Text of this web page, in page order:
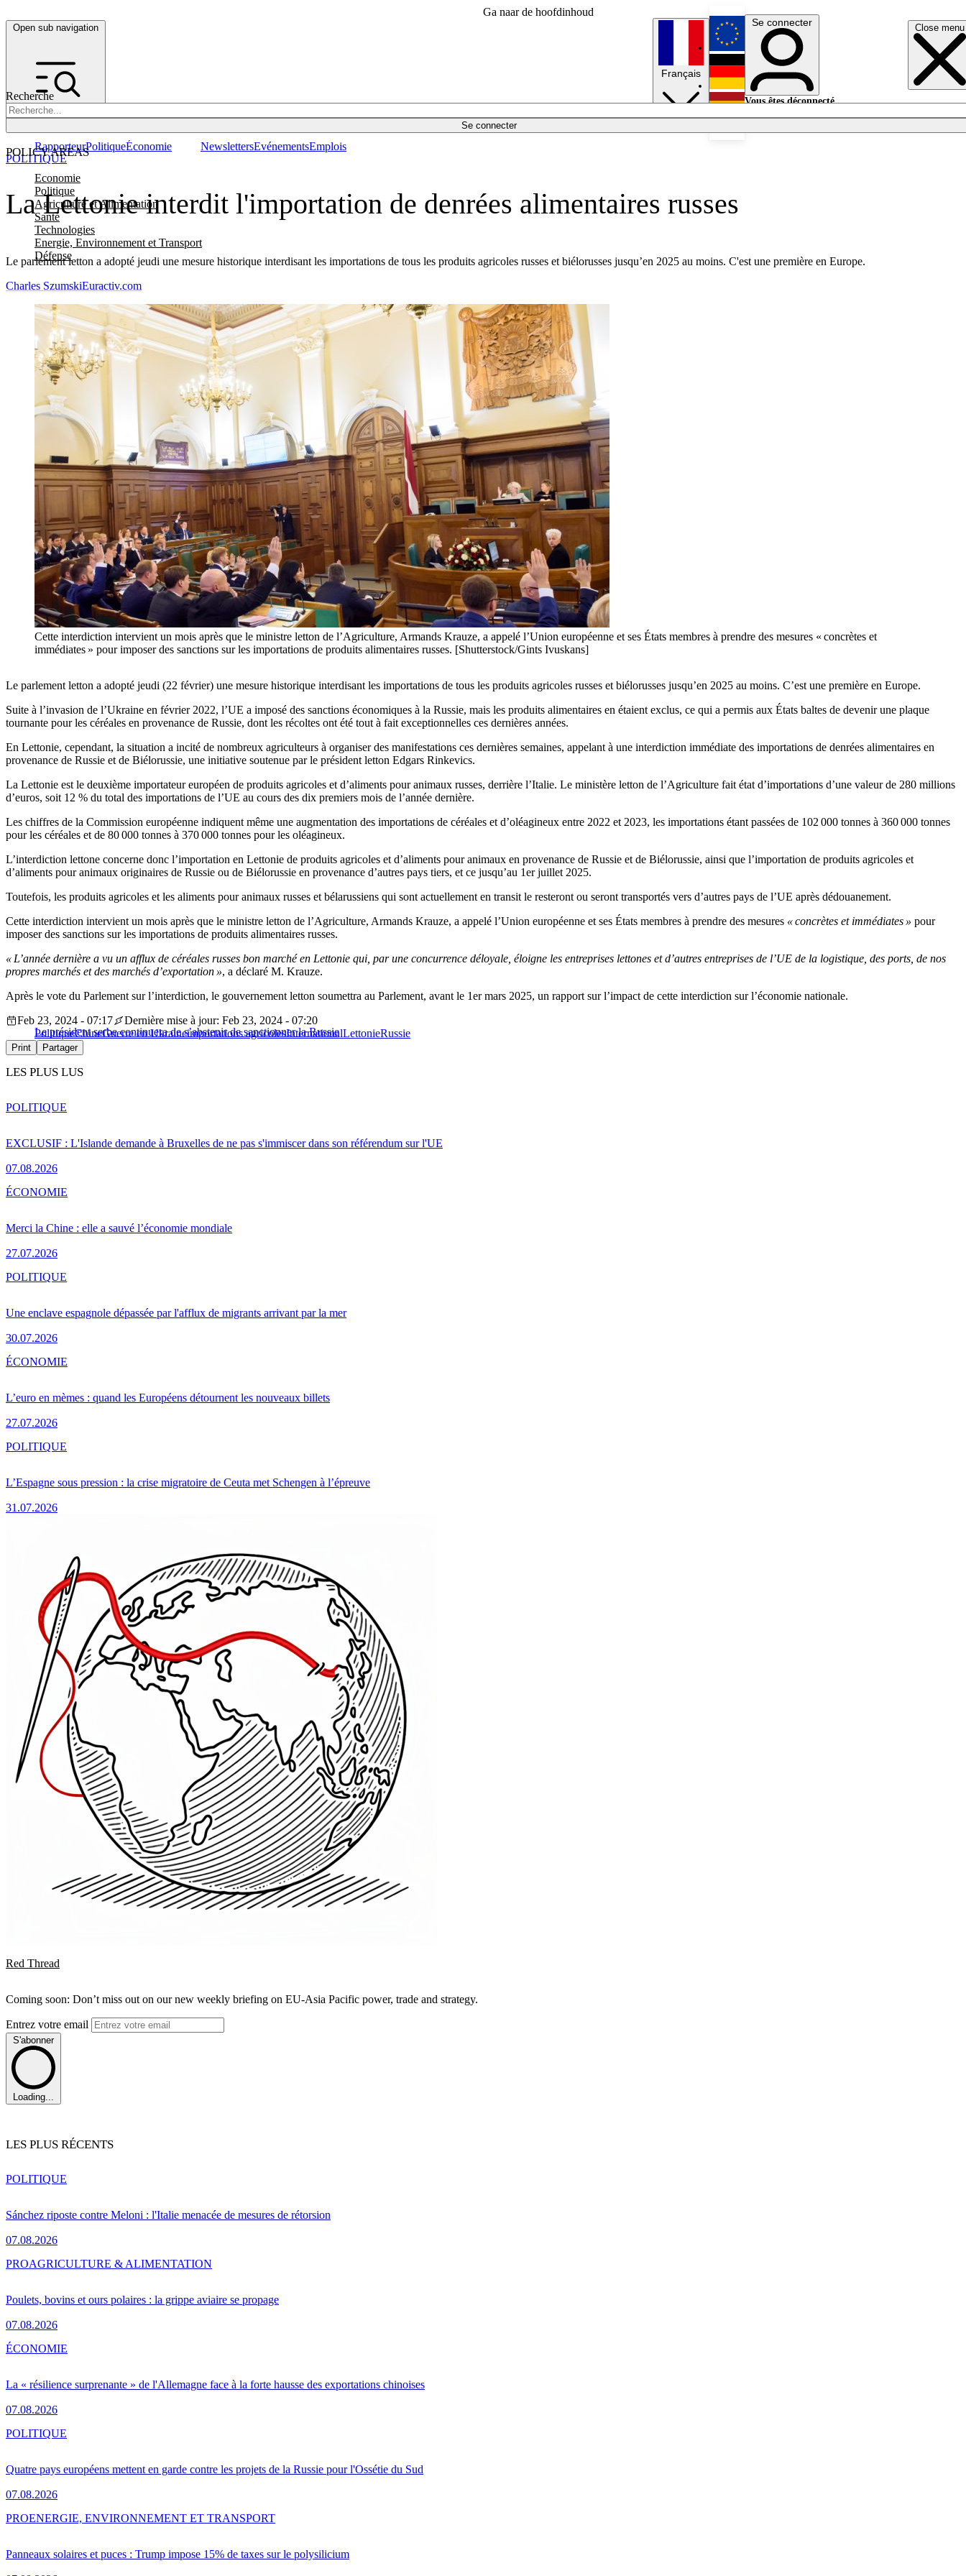
Ga naar de hoofdinhoud
Open sub navigation Close menu
Recherche
Se connecter
POLICY AREAS
Economie
Politique
Agriculture et Alimentation
Santé
Technologies
Energie, Environnement et Transport
Défense
RapporteurPolitiqueÉconomie NewslettersEvénementsEmplois
Français
English
Deutsch
Se connecter
Vous êtes déconnecté.
La Lettonie interdit l'importation de denrées alimentaires russes
Le parlement letton a adopté jeudi une mesure historique interdisant les importations de tous les produits agricoles russes et biélorusses jusqu’en 2025 au moins. C'est une première en Europe.
POLITIQUE
Charles SzumskiEuractiv.com
Cette interdiction intervient un mois après que le ministre letton de l’Agriculture, Armands Krauze, a appelé l’Union européenne et ses États membres à prendre des mesures « concrètes et
immédiates » pour imposer des sanctions sur les importations de produits alimentaires russes. [Shutterstock/Gints Ivuskans]
Le parlement letton a adopté jeudi (22 février) une mesure historique interdisant les importations de tous les produits agricoles russes et biélorusses jusqu’en 2025 au moins. C’est une première en Europe.
Suite à l’invasion de l’Ukraine en février 2022, l’UE a imposé des sanctions économiques à la Russie, mais les produits alimentaires en étaient exclus, ce qui a permis aux États baltes de devenir une plaque
tournante pour les céréales en provenance de Russie, dont les récoltes ont été tout à fait exceptionnelles ces dernières années.
En Lettonie, cependant, la situation a incité de nombreux agriculteurs à organiser des manifestations ces dernières semaines, appelant à une interdiction immédiate des importations de denrées alimentaires en
provenance de Russie et de Biélorussie, une initiative soutenue par le président letton Edgars Rinkevics.
La Lettonie est le deuxième importateur européen de produits agricoles et d’aliments pour animaux russes, derrière l’Italie. Le ministère letton de l’Agriculture fait état d’importations d’une valeur de 280 millions
d’euros, soit 12 % du total des importations de l’UE au cours des dix premiers mois de l’année dernière.
Les chiffres de la Commission européenne indiquent même une augmentation des importations de céréales et d’oléagineux entre 2022 et 2023, les importations étant passées de 102 000 tonnes à 360 000 tonnes
pour les céréales et de 80 000 tonnes à 370 000 tonnes pour les oléagineux.
L’interdiction lettone concerne donc l’importation en Lettonie de produits agricoles et d’aliments pour animaux en provenance de Russie et de Biélorussie, ainsi que l’importation de produits agricoles et
d’aliments pour animaux originaires de Russie ou de Biélorussie en provenance d’autres pays tiers, et ce jusqu’au 1er juillet 2025.
Toutefois, les produits agricoles et les aliments pour animaux russes et bélarussiens qui sont actuellement en transit le resteront ou seront transportés vers d’autres pays de l’UE après dédouanement.
Cette interdiction intervient un mois après que le ministre letton de l’Agriculture, Armands Krauze, a appelé l’Union européenne et ses États membres à prendre des mesures « concrètes et immédiates » pour
imposer des sanctions sur les importations de produits alimentaires russes.
« L’année dernière a vu un afflux de céréales russes bon marché en Lettonie qui, par une concurrence déloyale, éloigne les entreprises lettones et d’autres entreprises de l’UE de la logistique, des ports, de nos
propres marchés et des marchés d’exportation », a déclaré M. Krauze.
Après le vote du Parlement sur l’interdiction, le gouvernement letton soumettra au Parlement, avant le 1er mars 2025, un rapport sur l’impact de cette interdiction sur l’économie nationale.
Le président serbe continuera de s’abstenir de sanctionner la Russie
Feb 23, 2024 - 07:17
Dernière mise à jour: Feb 23, 2024 - 07:20
PolitiqueChineGuerre en Ukraineimportations agricolesInternationalLettonieRussie
Print Partager
LES PLUS LUS
EXCLUSIF : L'Islande demande à Bruxelles de ne pas s'immiscer dans son référendum sur l'UE
07.08.2026
POLITIQUE
Merci la Chine : elle a sauvé l’économie mondiale
27.07.2026
ÉCONOMIE
Une enclave espagnole dépassée par l'afflux de migrants arrivant par la mer
30.07.2026
POLITIQUE
L’euro en mèmes : quand les Européens détournent les nouveaux billets
27.07.2026
ÉCONOMIE
L’Espagne sous pression : la crise migratoire de Ceuta met Schengen à l’épreuve
31.07.2026
POLITIQUE
Red Thread
Coming soon: Don’t miss out on our new weekly briefing on EU-Asia Pacific power, trade and strategy.
Entrez votre email
S'abonner
Loading...
LES PLUS RÉCENTS
Sánchez riposte contre Meloni : l'Italie menacée de mesures de rétorsion
07.08.2026
POLITIQUE
Poulets, bovins et ours polaires : la grippe aviaire se propage
07.08.2026
PROAGRICULTURE & ALIMENTATION
La « résilience surprenante » de l'Allemagne face à la forte hausse des exportations chinoises
07.08.2026
ÉCONOMIE
Quatre pays européens mettent en garde contre les projets de la Russie pour l'Ossétie du Sud
07.08.2026
POLITIQUE
Panneaux solaires et puces : Trump impose 15% de taxes sur le polysilicium
PROENERGIE, ENVIRONNEMENT ET TRANSPORT